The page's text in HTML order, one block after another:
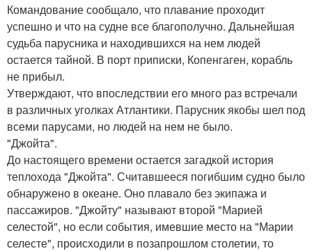
Командование сообщало, что плавание проходит
успешно и что на судне все благополучно. Дальнейшая
судьба парусника и находившихся на нем людей
остается тайной. В порт приписки, Копенгаген, корабль
не прибыл.
Утверждают, что впоследствии его много раз встречали
в различных уголках Атлантики. Парусник якобы шел под
всеми парусами, но людей на нем не было.
"Джойта".
До настоящего времени остается загадкой история
теплохода "Джойта". Считавшееся погибшим судно было
обнаружено в океане. Оно плавало без экипажа и
пассажиров. "Джойту" называют второй "Марией
селестой", но если события, имевшие место на "Марии
селесте", происходили в позапрошлом столетии, то